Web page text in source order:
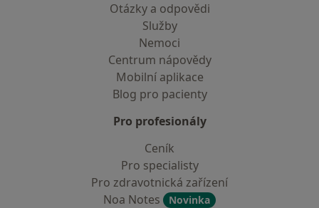
Otázky a odpovědi
Služby
Nemoci
Centrum nápovědy
Mobilní aplikace
Blog pro pacienty
Pro profesionály
Ceník
Pro specialisty
Pro zdravotnická zařízení
Noa Notes
Novinka